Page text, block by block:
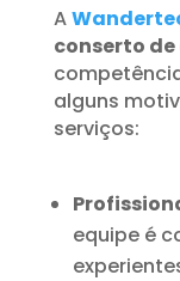
A
conserto
alguns
serviços:
equipe é